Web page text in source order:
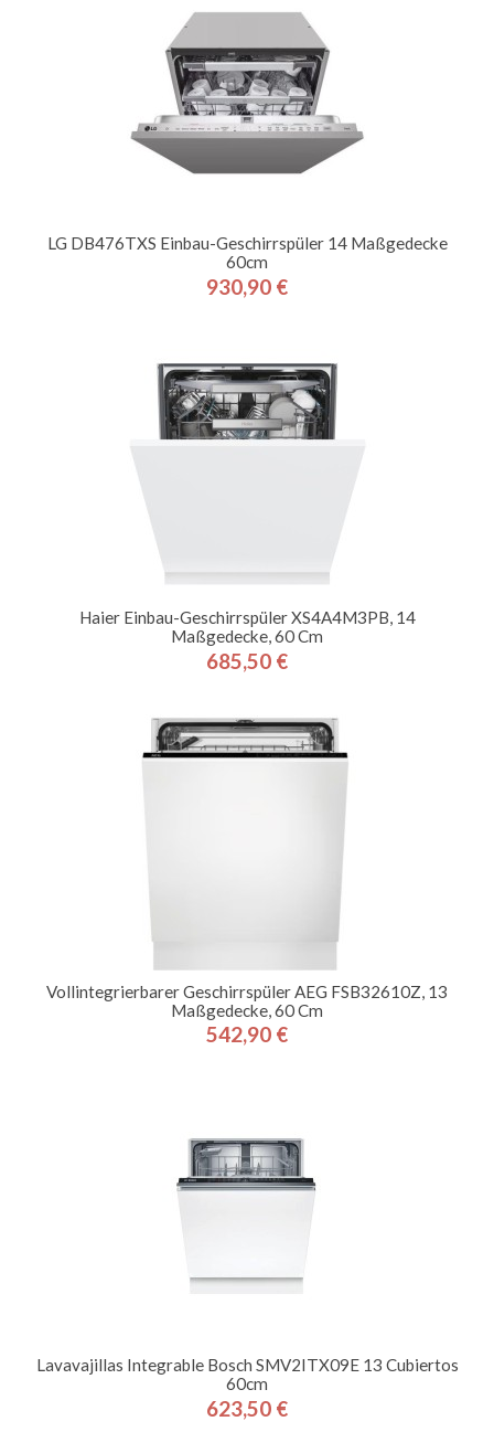
LG DB476TXS Einbau-Geschirrspüler 14 Maßgedecke
60cm
Preis
930,90 €
Haier Einbau-Geschirrspüler XS4A4M3PB, 14
Maßgedecke, 60 Cm
Preis
685,50 €
Vollintegrierbarer Geschirrspüler AEG FSB32610Z, 13
Maßgedecke, 60 Cm
Preis
542,90 €
Lavavajillas Integrable Bosch SMV2ITX09E 13 Cubiertos
60cm
Preis
623,50 €